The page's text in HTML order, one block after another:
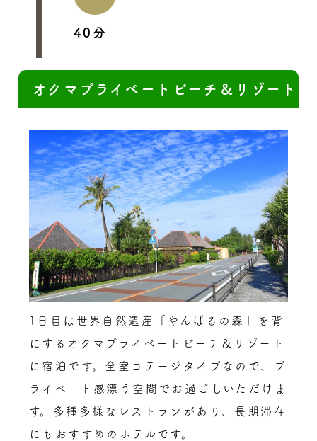
40分
オクマプライベートビーチ＆リゾート
1日目は世界自然遺産「やんばるの森」を背
にするオクマプライベートビーチ＆リゾート
に宿泊です。全室コテージタイプなので、プ
ライベート感漂う空間でお過ごしいただけま
す。多種多様なレストランがあり、長期滞在
にもおすすめのホテルです。